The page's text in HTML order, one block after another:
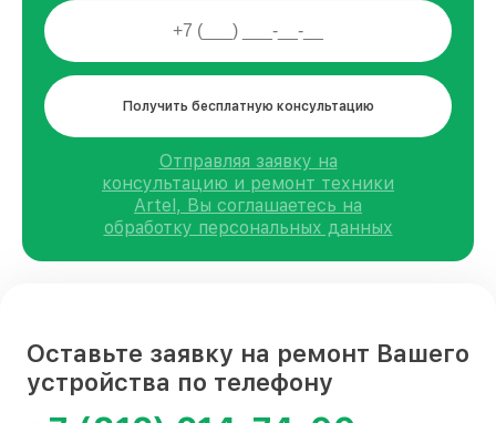
Получить бесплатную консультацию
Отправляя заявку на
консультацию и ремонт техники
Artel, Вы соглашаетесь на
обработку персональных данных
Оставьте заявку на ремонт Вашего
устройства по телефону